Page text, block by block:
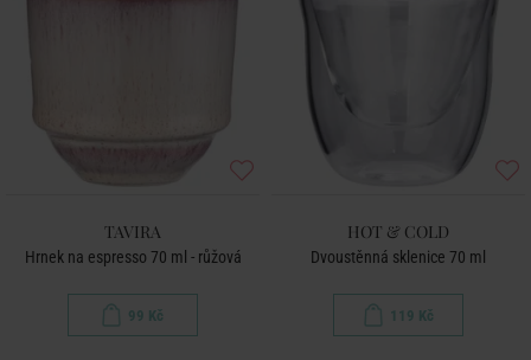
TAVIRA
Hrnek na espresso 70 ml - růžová
99 Kč
HOT & COLD
Dvoustěnná sklenice 70 ml
119 Kč